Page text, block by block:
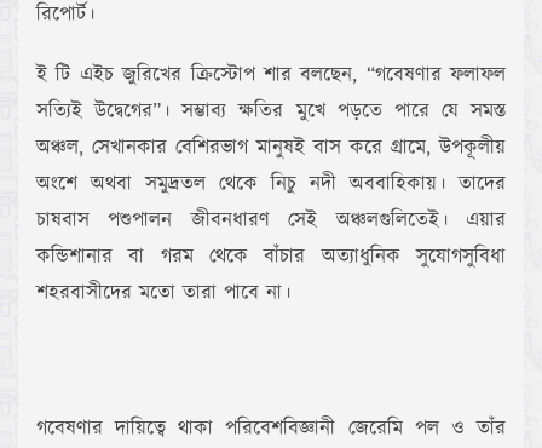
রিপোর্ট।
ই টি এইচ জুরিখের ক্রিস্টোপ শার বলছেন, “গবেষণার ফলাফল
সত্যিই উদ্বেগের”। সম্ভাব্য ক্ষতির মুখে পড়তে পারে যে সমস্ত
অঞ্চল, সেখানকার বেশিরভাগ মানুষই বাস করে গ্রামে, উপকূলীয়
অংশে অথবা সমুদ্রতল থেকে নিচু নদী অববাহিকায়। তাদের
চাষবাস পশুপালন জীবনধারণ সেই অঞ্চলগুলিতেই। এয়ার
কন্ডিশানার বা গরম থেকে বাঁচার অত্যাধুনিক সুযোগসুবিধা
শহরবাসীদের মতো তারা পাবে না।
গবেষণার দায়িত্বে থাকা পরিবেশবিজ্ঞানী জেরেমি পল ও তাঁর